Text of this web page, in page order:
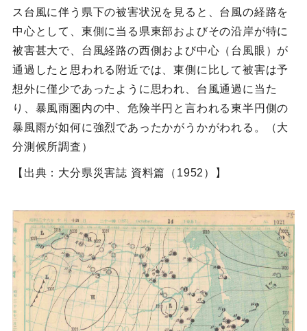
ス台風に伴う県下の被害状況を見ると、台風の経路を
中心として、東側に当る県東部およびその沿岸が特に
被害甚大で、台風経路の西側および中心（台風眼）が
通過したと思われる附近では、東側に比して被害は予
想外に僅少であったように思われ、台風通過に当た
り、暴風雨圏内の中、危険半円と言われる東半円側の
暴風雨が如何に強烈であったかがうかがわれる。（大
分測候所調査）
【出典：大分県災害誌 資料篇（1952）】